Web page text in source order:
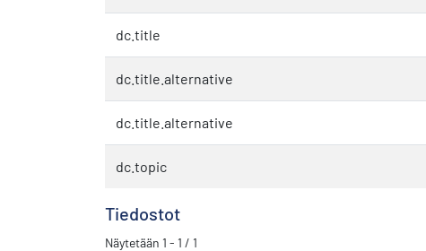
dc.title
dc.title.alternative
dc.title.alternative
dc.topic
Tiedostot
Näytetään 1 - 1 / 1